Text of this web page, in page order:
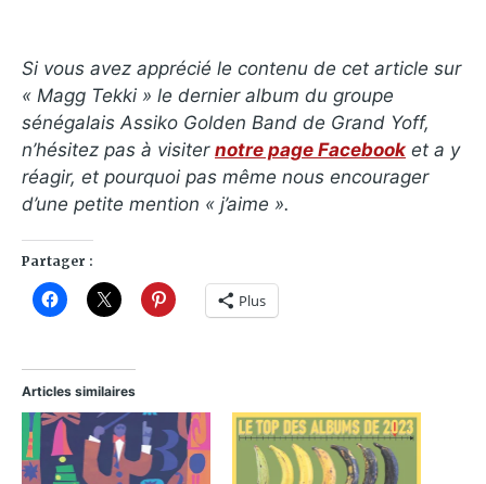
Si vous avez apprécié le contenu de cet article sur
« Magg Tekki » le dernier album du groupe
sénégalais Assiko Golden Band de Grand Yoff,
n’hésitez pas à visiter notre page Facebook et a y
réagir, et pourquoi pas même nous encourager
d’une petite mention « j’aime ».
Partager :
Plus
Articles similaires